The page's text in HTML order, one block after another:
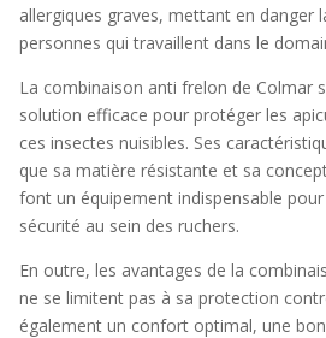
allergiques graves, mettant en danger
personnes qui travaillent dans le
La combinaison anti frelon de Colmar
solution efficace pour protéger les
ces insectes nuisibles. Ses
que sa matière résistante et sa
font un équipement indispensable
sécurité au sein des ruchers.
En outre, les avantages de la
ne se limitent pas à sa protection
également un confort optimal, une